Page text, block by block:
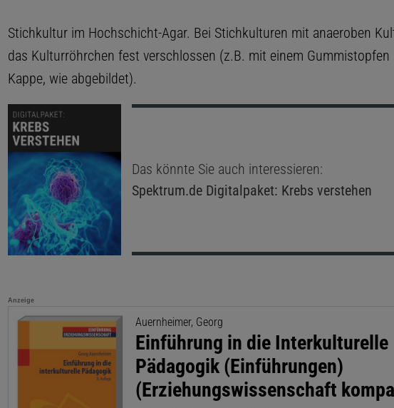
Stichkultur im Hochschicht-Agar. Bei Stichkulturen mit anaeroben
das Kulturröhrchen fest verschlossen (z.B. mit einem
Kappe, wie abgebildet).
Das könnte Sie auch interessieren:
Spektrum.deDigitalpaket: Krebs verstehen
Anzeige
Auernheimer, Georg
Einführung in die Interkulturelle
Pädagogik (Einführungen)
(Erziehungswissenschaft